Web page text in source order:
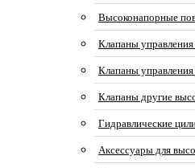
Высоконапорные
Клапаны
Клапаны
Клапаны другие
Гидравлические
Аксессуары для